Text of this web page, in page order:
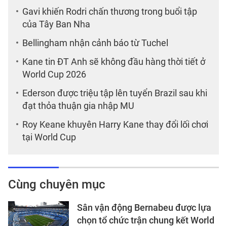
Gavi khiến Rodri chấn thương trong buổi tập
của Tây Ban Nha
Bellingham nhận cảnh báo từ Tuchel
Kane tin ĐT Anh sẽ không đầu hàng thời tiết ở
World Cup 2026
Ederson được triệu tập lên tuyển Brazil sau khi
đạt thỏa thuận gia nhập MU
Roy Keane khuyên Harry Kane thay đổi lối chơi
tại World Cup
Cùng chuyên mục
Sân vận động Bernabeu được lựa
chọn tổ chức trận chung kết World